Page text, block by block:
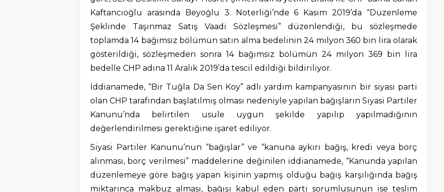
Kaftancıoğlu arasında Beyoğlu 3. Noterliği’nde 6 Kasım 2019’da “Düzenleme
Şeklinde Taşınmaz Satış Vaadi Sözleşmesi” düzenlendiği, bu sözleşmede
toplamda 14 bağımsız bölümün satın alma bedelinin 24 milyon 360 bin lira olarak
gösterildiği, sözleşmeden sonra 14 bağımsız bölümün 24 milyon 369 bin lira
bedelle CHP adına 11 Aralık 2019’da tescil edildiği bildiriliyor.
İddianamede, “Bir Tuğla Da Sen Koy” adlı yardım kampanyasının bir siyasi parti
olan CHP tarafından başlatılmış olması nedeniyle yapılan bağışların Siyasi Partiler
Kanunu’nda belirtilen usule uygun şekilde yapılıp yapılmadığının
değerlendirilmesi gerektiğine işaret ediliyor.
Siyasi Partiler Kanunu’nun “bağışlar” ve “kanuna aykırı bağış, kredi veya borç
alınması, borç verilmesi” maddelerine değinilen iddianamede, “Kanunda yapılan
düzenlemeye göre bağış yapan kişinin yapmış olduğu bağış karşılığında bağış
miktarınca makbuz alması, bağışı kabul eden parti sorumlusunun ise teslim